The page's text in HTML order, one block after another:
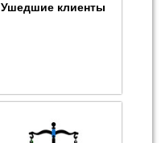
Ушедшие клиенты